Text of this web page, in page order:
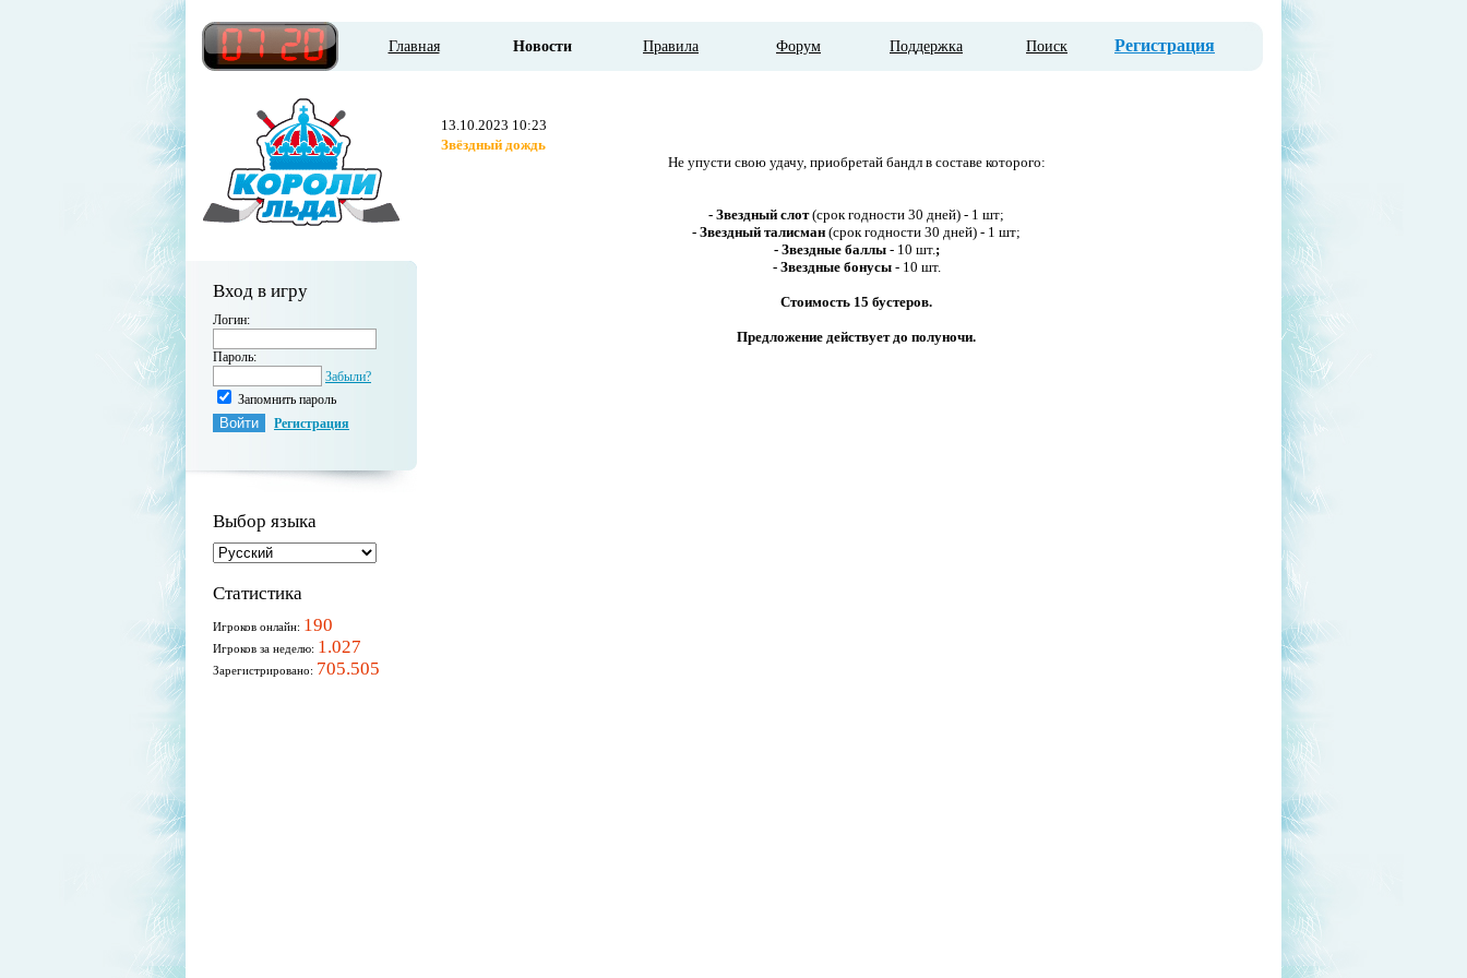
Главная Новости Правила Форум Поддержка Поиск Регистрация
Вход в игру
Логин:
Пароль:
Забыли?
Запомнить пароль
Регистрация
Выбор языка
Статистика
Игроков онлайн: 190
Игроков за неделю: 1.027
Зарегистрировано: 705.505
13.10.2023 10:23
Звёздный дождь
Не упусти свою удачу, приобретай бандл в составе которого:
- Звездный слот(срок годности 30 дней) - 1 шт;
- Звездный талисман (срок годности 30 дней) - 1 шт;
- Звездные баллы - 10 шт.;
- Звездные бонусы - 10 шт.
Стоимость 15 бустеров.
Предложение действует до полуночи.